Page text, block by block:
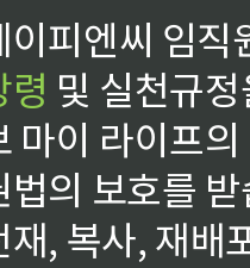
이피엔씨 임
및 실천규
마이 라이프
법의 보호를
재, 복사, 재배